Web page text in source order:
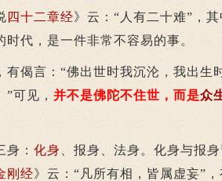
四十二章经》云：“人有二十难”，
时代，是一件非常不容易的事。
偈言：“佛出世时我沉沦，我出生
可见， 并不是佛陀不住世，而是众
： 化身 、报身、法身。化身与报
刚经》云：“凡所有相，皆属虚妄”